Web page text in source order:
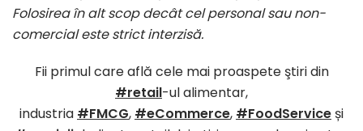
Folosirea în alt scop decât cel personal sau non-
comercial este strict interzisă.
Fii primul care află cele mai proaspete ştiri din
#retail-ul alimentar,
industria #FMCG, #eCommerce, #FoodServiceși